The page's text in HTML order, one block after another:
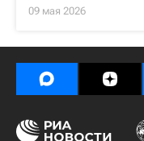
09 мая 2026